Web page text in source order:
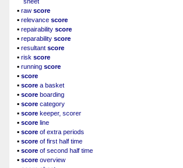
▪ raw score
▪ relevance score
▪ repairability score
▪ reparability score
▪ resultant score
▪ risk score
▪ running score
▪ score
▪ score a basket
▪ score boarding
▪ score category
▪ score keeper, scorer
▪ score line
▪ score of extra periods
▪ score of first half time
▪ score of second half time
▪ score overview